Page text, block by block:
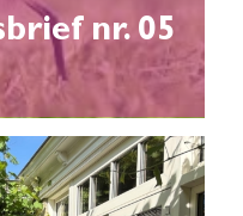
nr. 05